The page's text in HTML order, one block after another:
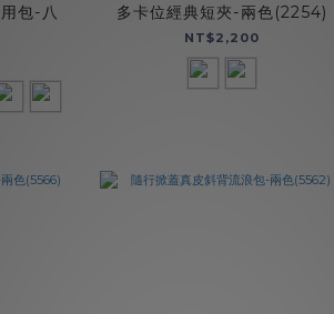
包-八
多卡位經典短夾-兩色(2254)
NT$2,200